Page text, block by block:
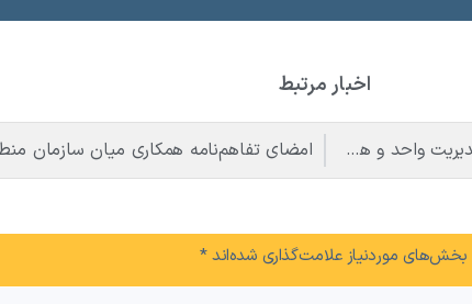
اخبار مرتبط
نایب رئیس کمیسیون فرهنگی مجلس: مدیریت واحد و هم‌افزایی دستگاه‌ها، کلید توسعه فرهنگی و اقتصادی ماکو
بخش‌های موردنیاز علامت‌گذاری شده‌اند*